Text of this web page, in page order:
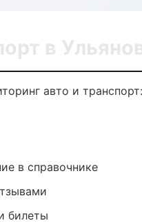
в
авто и
в справочнике
билеты